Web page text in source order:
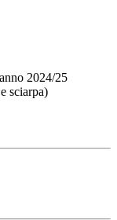
2024/25
sciarpa)